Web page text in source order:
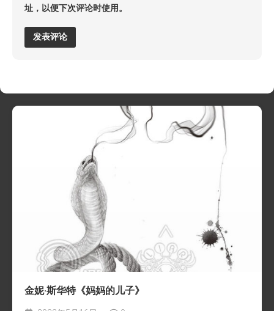
址，以便下次评论时使用。
金妮·斯华特《妈妈的儿子》